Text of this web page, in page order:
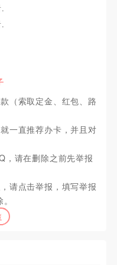
（索取定金、红包、路
一直推荐办卡，并且对
，请在删除之前先举报
请点击举报，填写举报